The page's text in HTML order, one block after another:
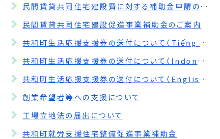
民間賃貸共同住宅建設費に対する補助金申請の受付期間を延長します。
民間賃貸共同住宅建設促進事業補助金のご案内
共和町生活応援支援券の送付について（Tiếng Việt）
共和町生活応援支援券の送付について（Indonesia）
共和町生活応援支援券の送付について（English）
創業希望者等への支援について
工場立地法の届出について
共和町就労支援住宅整備促進事業補助金